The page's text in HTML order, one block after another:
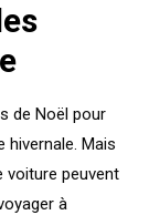
de Noël pour
hivernale. Mais
voiture peuvent
à